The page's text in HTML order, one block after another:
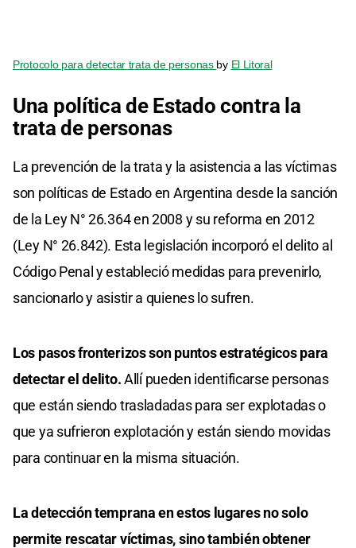
Protocolo para detectar trata de personas by El Litoral
Una política de Estado contra la
trata de personas
La prevención de la trata y la asistencia a las víctimas
son políticas de Estado en Argentina desde la sanción
de la Ley N° 26.364 en 2008 y su reforma en 2012
(Ley N° 26.842). Esta legislación incorporó el delito al
Código Penal y estableció medidas para prevenirlo,
sancionarlo y asistir a quienes lo sufren.
Los pasos fronterizos son puntos estratégicos para
detectar el delito.Allí pueden identificarse personas
que están siendo trasladadas para ser explotadas o
que ya sufrieron explotación y están siendo movidas
para continuar en la misma situación.
La detección temprana en estos lugares no solo
permite rescatar víctimas, sino también obtener